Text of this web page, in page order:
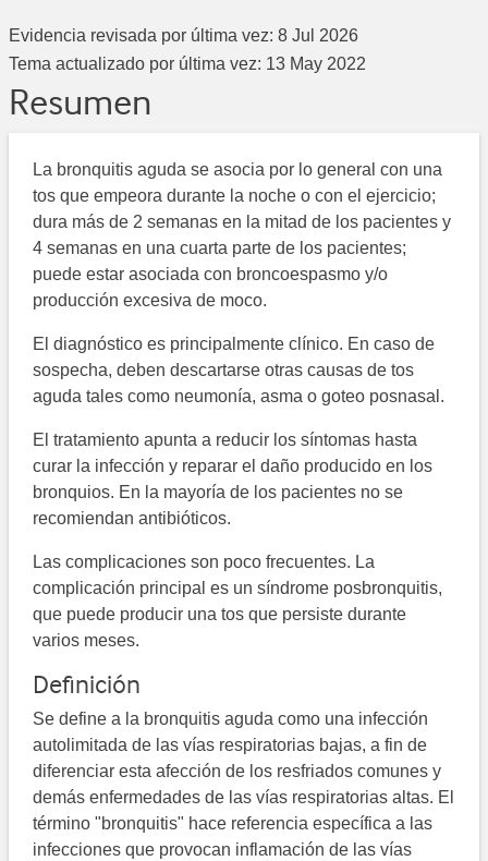
Evidencia revisada por última vez: 8 Jul 2026
Tema actualizado por última vez: 13 May 2022
Resumen
La bronquitis aguda se asocia por lo general con una
tos que empeora durante la noche o con el ejercicio;
dura más de 2 semanas en la mitad de los pacientes y
4 semanas en una cuarta parte de los pacientes;
puede estar asociada con broncoespasmo y/o
producción excesiva de moco.
El diagnóstico es principalmente clínico. En caso de
sospecha, deben descartarse otras causas de tos
aguda tales como neumonía, asma o goteo posnasal.
El tratamiento apunta a reducir los síntomas hasta
curar la infección y reparar el daño producido en los
bronquios. En la mayoría de los pacientes no se
recomiendan antibióticos.
Las complicaciones son poco frecuentes. La
complicación principal es un síndrome posbronquitis,
que puede producir una tos que persiste durante
varios meses.
Definición
Se define a la bronquitis aguda como una infección
autolimitada de las vías respiratorias bajas, a fin de
diferenciar esta afección de los resfriados comunes y
demás enfermedades de las vías respiratorias altas. El
término "bronquitis" hace referencia específica a las
infecciones que provocan inflamación de las vías